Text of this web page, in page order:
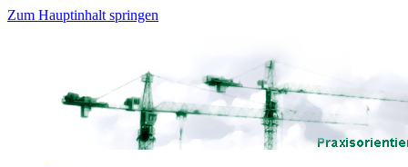
Zum Hauptinhalt springen